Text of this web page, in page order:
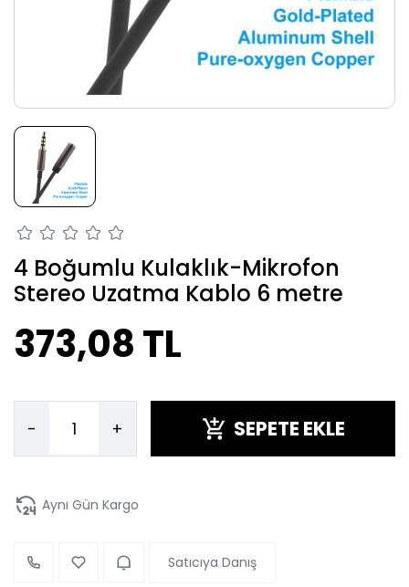
4 Boğumlu Kulaklık-Mikrofon
Stereo Uzatma Kablo 6 metre
373,08 TL
- + SEPETE EKLE
Aynı Gün Kargo
Satıcıya Danış